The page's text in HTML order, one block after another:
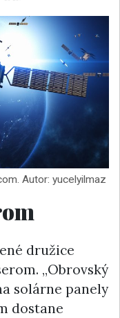
Autor: yucelyilmaz
družice
„Obrovský
solárne panely
dostane